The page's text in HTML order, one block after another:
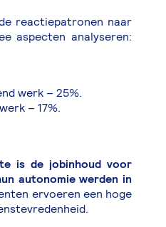
reactiepatronen naar
aspecten analyseren:
werk – 25%.
– 17%.
is de jobinhoud voor
autonomie werden in
ervoeren een hoge